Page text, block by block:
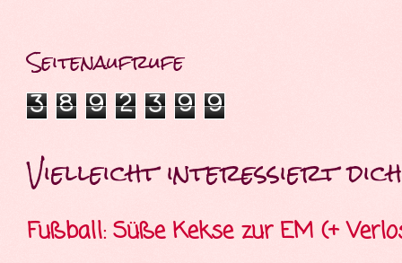
Seitenaufrufe
3 8 9 2 3 9 9
Vielleicht interessiert dich
Fußball: Süße Kekse zur EM (+